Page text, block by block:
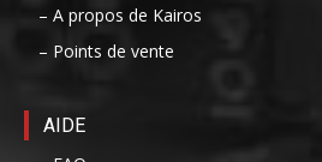
– A propos de Kairos
– Points de vente
AIDE